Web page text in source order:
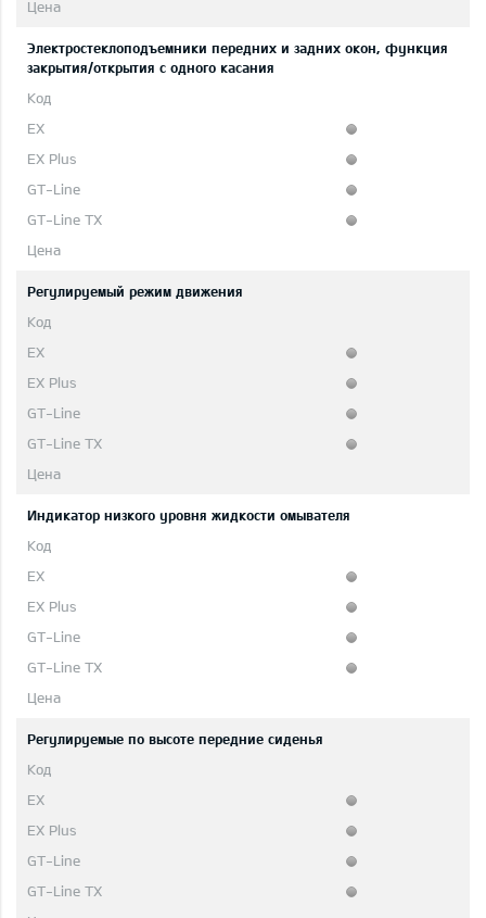
Электростеклоподъемники передних и задних окон, функция
закрытия/открытия с одного касания
Регулируемый режим движения
Индикатор низкого уровня жидкости омывателя
Регулируемые по высоте передние сиденья